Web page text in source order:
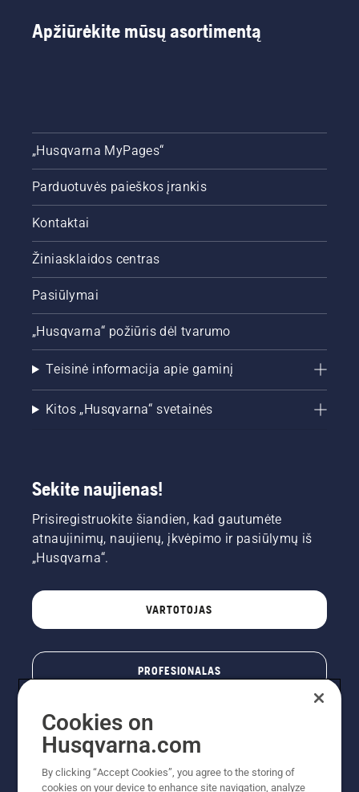
Apžiūrėkite mūsų asortimentą
„Husqvarna MyPages“
Parduotuvės paieškos įrankis
Kontaktai
Žiniasklaidos centras
Pasiūlymai
„Husqvarna“ požiūris dėl tvarumo
Teisinė informacija apie gaminį
Kitos „Husqvarna“ svetainės
Sekite naujienas!
Prisiregistruokite šiandien, kad gautumėte
atnaujinimų, naujienų, įkvėpimo ir pasiūlymų iš
„Husqvarna“.
VARTOTOJAS
PROFESIONALAS
Cookies on
Husqvarna.com
By clicking “Accept Cookies”, you agree to the storing of
cookies on your device to enhance site navigation, analyze